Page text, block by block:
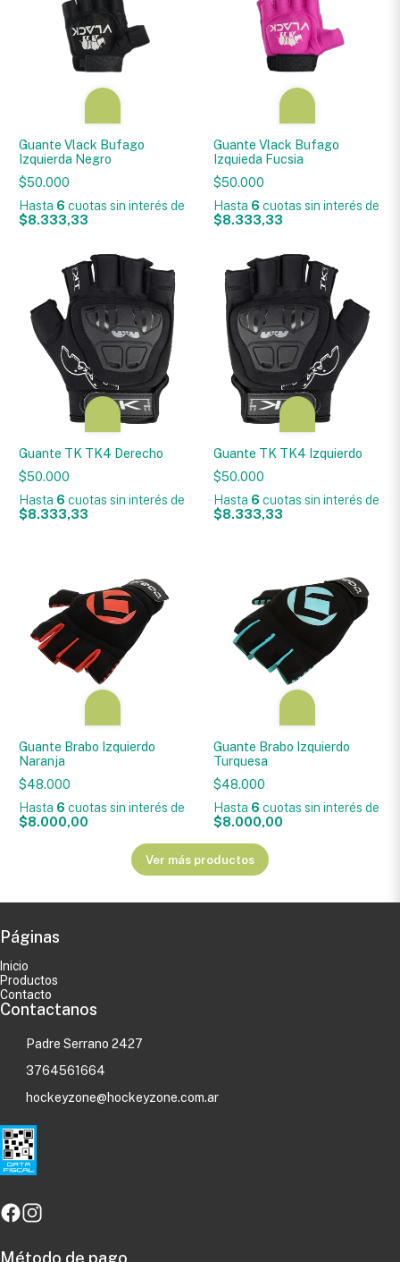
Guante Vlack Bufago
Izquierda Negro
$50.000
Hasta 6 cuotas sin interésde
$8.333,33
Guante Vlack Bufago
Izquieda Fucsia
$50.000
Hasta 6 cuotas sin interés de
$8.333,33
Guante TK TK4 Derecho
$50.000
Hasta 6 cuotas sin interésde
$8.333,33
Guante TK TK4 Izquierdo
$50.000
Hasta 6 cuotas sin interés de
$8.333,33
Guante Brabo Izquierdo
Naranja
$48.000
Hasta 6 cuotas sin interésde
$8.000,00
Guante Brabo Izquierdo
Turquesa
$48.000
Hasta 6 cuotas sin interés de
$8.000,00
Ver más productos
Páginas
Inicio
Productos
Contacto
Contactanos
Padre Serrano 2427
3764561664
hockeyzone@hockeyzone.com.ar